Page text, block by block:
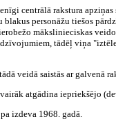
centrālā rakstura
personāžu tiešos
mākslinieciskas
tādēļ viņa
veidā saistās ar galvenā
atgādina iepriekšējo
izdeva 1968. gadā.